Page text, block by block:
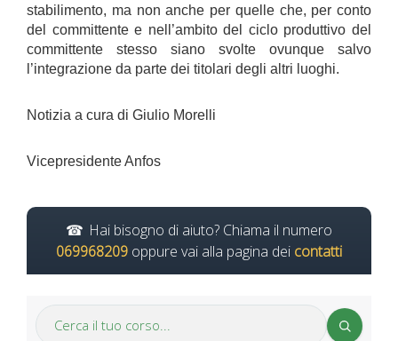
stabilimento, ma non anche per quelle che, per conto
del committente e nell’ambito del ciclo produttivo del
committente stesso siano svolte ovunque salvo
l’integrazione da parte dei titolari degli altri luoghi.
Notizia a cura di Giulio Morelli
Vicepresidente Anfos
Hai bisogno di aiuto? Chiama il numero
069968209 oppure vai alla pagina dei contatti